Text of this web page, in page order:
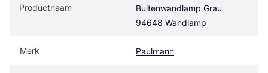
Productnaam
Buitenwandlamp Grau
94648 Wandlamp
Merk Paulmann